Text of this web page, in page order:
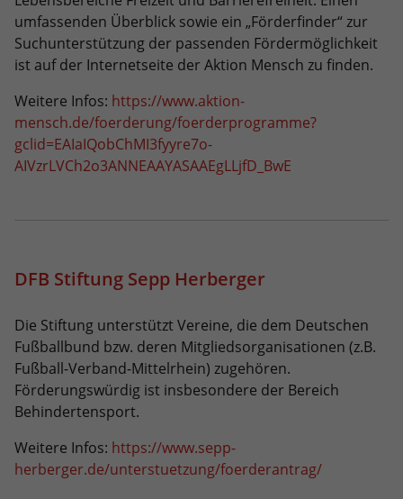
umfassenden Überblick sowie ein „Förderfinder“ zur
Suchunterstützung der passenden Fördermöglichkeit
ist auf der Internetseite der Aktion Mensch zu finden.
Weitere Infos: https://www.aktion-
mensch.de/foerderung/foerderprogramme?
gclid=EAIaIQobChMI3fyyre7o-
AIVzrLVCh2o3ANNEAAYASAAEgLLjfD_BwE
DFB Stiftung Sepp Herberger
Die Stiftung unterstützt Vereine, die dem Deutschen
Fußballbund bzw. deren Mitgliedsorganisationen (z.B.
Fußball-Verband-Mittelrhein) zugehören.
Förderungswürdig ist insbesondere der Bereich
Behindertensport.
Weitere Infos: https://www.sepp-
herberger.de/unterstuetzung/foerderantrag/
eines Analyseberichts darüber, wie es
der Website geht. Die erhobenen Daten
umfassen die Anzahl der Besucher, die
Quelle, aus der sie stammen, und die
Name _ga_Y1T4R1D028
zu erhalten.